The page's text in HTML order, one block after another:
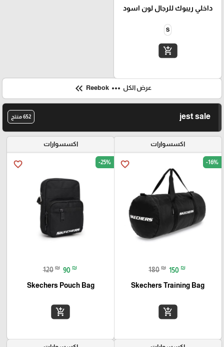
داخلي ريبوك للرجال لون اسود
S
add_shopping_cart
عرض الكل more_horiz
Reebok
keyboard_double_arrow_left
jest sale 652 منتج
اكسسوارات
favorite_border -16%
180 ₪ 150 ₪
Skechers Training Bag
add_shopping_cart
اكسسوارات
favorite_border -25%
120 ₪ 90 ₪
Skechers Pouch Bag
add_shopping_cart